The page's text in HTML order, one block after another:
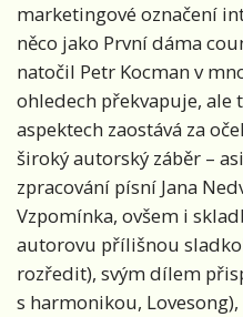
marketingové označení
něco jako První dáma
natočil Petr Kocman v
ohledech překvapuje, ale
aspektech zaostává za
široký autorský záběr –
zpracování písní Jana
Vzpomínka, ovšem i
autorovu přílišnou
rozředit), svým dílem
s harmonikou, Lovesong),